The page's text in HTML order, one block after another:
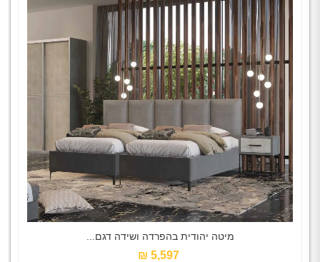
מיטה יהודית בהפרדה ושידה דגם...
5,597 ₪‎